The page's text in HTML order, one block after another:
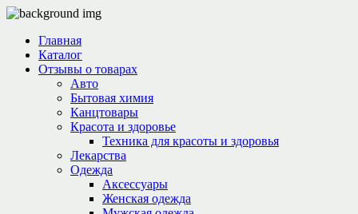
Главная
Каталог
Отзывы о товарах
Авто
Бытовая химия
Канцтовары
Красота и здоровье
Техника для красоты и здоровья
Лекарства
Одежда
Аксессуары
Женская одежда